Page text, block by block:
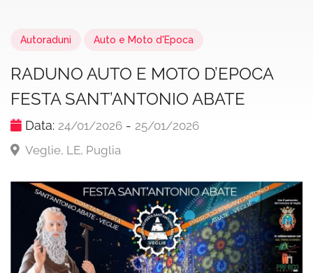
Autoraduni Auto e Moto d'Epoca
RADUNO AUTO E MOTO D’EPOCA
FESTA SANT’ANTONIO ABATE
Data: 24/01/2026 - 25/01/2026
Veglie, LE, Puglia